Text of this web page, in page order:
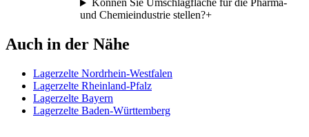
Können Sie Umschlagfläche für die Pharma-
und Chemieindustrie stellen?+
Auch in der Nähe
Lagerzelte Nordrhein-Westfalen
Lagerzelte Rheinland-Pfalz
Lagerzelte Bayern
Lagerzelte Baden-Württemberg